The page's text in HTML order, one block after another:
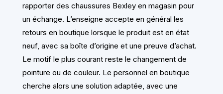
rapporter des chaussures Bexley en magasin pour
un échange. L’enseigne accepte en général les
retours en boutique lorsque le produit est en état
neuf, avec sa boîte d’origine et une preuve d’achat.
Le motif le plus courant reste le changement de
pointure ou de couleur. Le personnel en boutique
cherche alors une solution adaptée, avec une